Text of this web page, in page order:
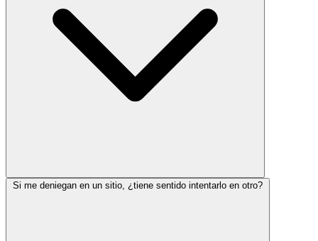
Si me deniegan en un sitio, ¿tiene sentido intentarlo en otro?